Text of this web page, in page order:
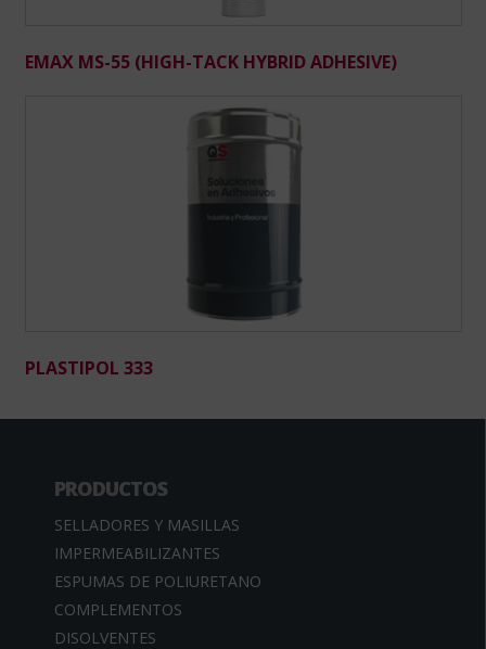
EMAX MS-55 (HIGH-TACK HYBRID ADHESIVE)
PLASTIPOL 333
PRODUCTOS
SELLADORES Y MASILLAS
IMPERMEABILIZANTES
ESPUMAS DE POLIURETANO
COMPLEMENTOS
DISOLVENTES